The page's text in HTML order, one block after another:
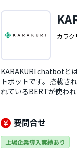
カラク
KARAKURI chatbotと
トボットです。搭載さ
れているBERTが使わ
な回答を提示します。
岐を行い複数の選択肢
UIなど、ユーザビリテ
FastHelp5・M-Talkな
携も可能であり、ス
ーレポート2022 Winter
要問合せ
上場企業導入実績あり